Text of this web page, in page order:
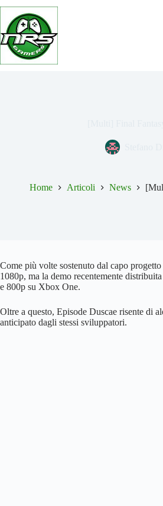
Salta
contenuto
Home Articoli News
Come più volte sostenuto dal capo
1080p, ma la demo recentemente
e 800p su Xbox One.
Oltre a questo, Episode Duscae risente di
anticipato dagli stessi sviluppatori.